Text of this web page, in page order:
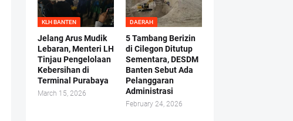
KLH BANTEN
Jelang Arus Mudik
Lebaran, Menteri LH
Tinjau Pengelolaan
Kebersihan di
Terminal Purabaya
March 15, 2026
DAERAH
5 Tambang Berizin
di Cilegon Ditutup
Sementara, DESDM
Banten Sebut Ada
Pelanggaran
Administrasi
February 24, 2026